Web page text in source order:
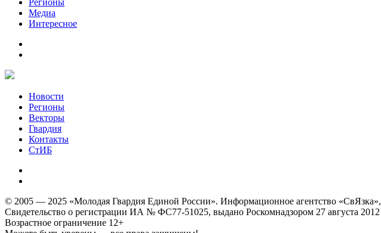
Медиа
Интересное
Новости
Регионы
Векторы
Гвардия
Контакты
СтИБ
© 2005 — 2025 «Молодая Гвардия Единой России». Информационное агентство
Свидетельство о регистрации ИА № ФС77-51025, выдано Роскомнадзором 27 августа 2012
Возрастное ограничение 12+